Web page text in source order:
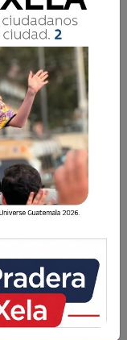
situaciones
es crucial,
que